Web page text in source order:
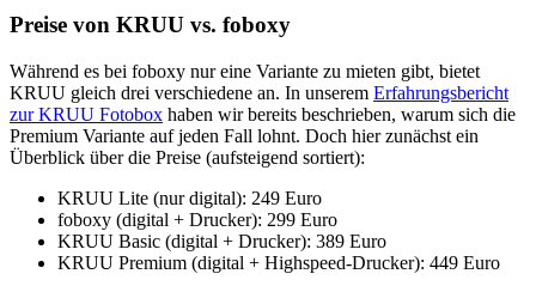
Preise von KRUU vs. foboxy
Während es bei foboxy nur eine Variante zu mieten gibt, bietet
KRUU gleich drei verschiedene an. In unserem Erfahrungsbericht
zur KRUU Fotobox haben wir bereits beschrieben, warum sich die
Premium Variante auf jeden Fall lohnt. Doch hier zunächst ein
Überblick über die Preise (aufsteigend sortiert):
KRUU Lite (nur digital): 249 Euro
foboxy (digital + Drucker): 299 Euro
KRUU Basic (digital + Drucker): 389 Euro
KRUU Premium (digital + Highspeed-Drucker): 449 Euro